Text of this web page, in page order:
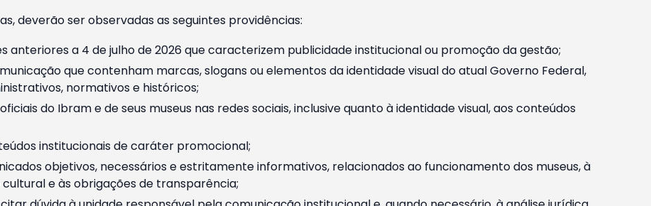
deverão ser observadas as seguintes providências:
a 4 de julho de 2026 que caracterizem publicidade institucional ou promoção da gestão;
que contenham marcas, slogans ou elementos da identidade visual do atual Governo Federal,
normativos e históricos;
do Ibram e de seus museus nas redes sociais, inclusive quanto à identidade visual, aos conteúdos
institucionais de caráter promocional;
objetivos, necessários e estritamente informativos, relacionados ao funcionamento dos museus, à
e às obrigações de transparência;